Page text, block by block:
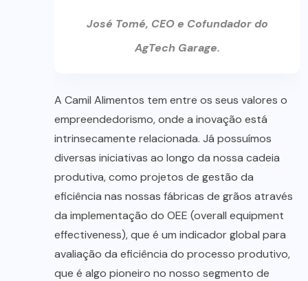
José Tomé, CEO e Cofundador do
AgTech Garage.
A Camil Alimentos tem entre os seus valores o
empreendedorismo, onde a inovação está
intrinsecamente relacionada. Já possuímos
diversas iniciativas ao longo da nossa cadeia
produtiva, como projetos de gestão da
eficiência nas nossas fábricas de grãos através
da implementação do OEE (overall equipment
effectiveness), que é um indicador global para
avaliação da eficiência do processo produtivo,
que é algo pioneiro no nosso segmento de